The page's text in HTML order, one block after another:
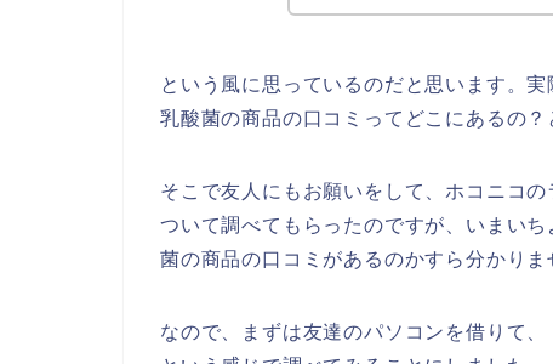
という風に思っているのだと思います。
乳酸菌の商品の口コミってどこにあるの？
そこで友人にもお願いをして、ホコニコ
ついて調べてもらったのですが、いまい
菌の商品の口コミがあるのかすら分かりま
なので、まずは友達のパソコンを借りて